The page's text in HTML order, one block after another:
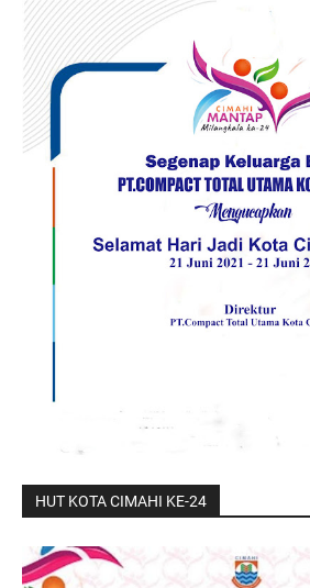
HUT KOTA CIMAHI KE-24